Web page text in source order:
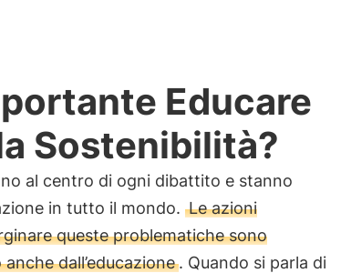
Educare
Sostenibilità?
al centro di ogni dibattito e stanno
in tutto il mondo. Le azioni
queste problematiche sono
dall’educazione. Quando si parla di